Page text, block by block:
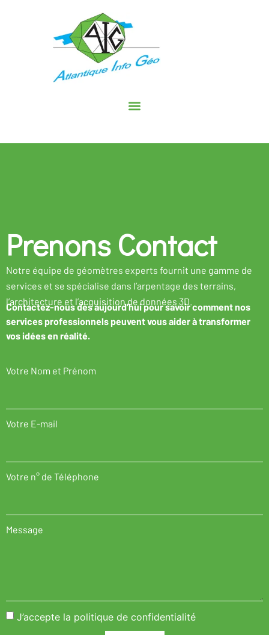
Prenons Contact
Notre équipe de géomètres experts fournit une gamme de
services et se spécialise dans l’arpentage des terrains,
l’architecture et l’acquisition dedonnées 3D.
Contactez-nous dès aujourd’hui pour savoir comment nos
services professionnels peuvent vous aider à transformer
vos idées en réalité.
Votre Nom et Prénom
Votre E-mail
Votre n° de Téléphone
Message
J’accepte la politique de confidentialité